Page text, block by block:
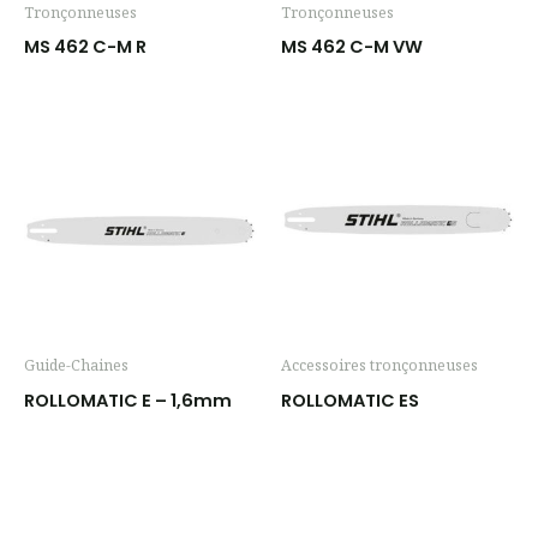
Tronçonneuses
MS 462 C-M R
Tronçonneuses
MS 462 C-M VW
Guide-Chaines
ROLLOMATIC E – 1,6mm
Accessoires tronçonneuses
ROLLOMATIC ES